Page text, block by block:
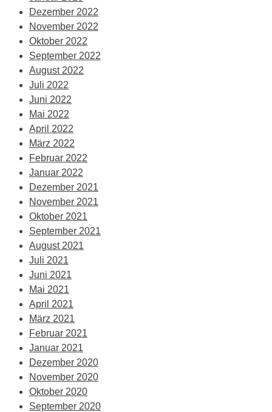
Dezember 2022
November 2022
Oktober 2022
September 2022
August 2022
Juli 2022
Juni 2022
Mai 2022
April 2022
März 2022
Februar 2022
Januar 2022
Dezember 2021
November 2021
Oktober 2021
September 2021
August 2021
Juli 2021
Juni 2021
Mai 2021
April 2021
März 2021
Februar 2021
Januar 2021
Dezember 2020
November 2020
Oktober 2020
September 2020